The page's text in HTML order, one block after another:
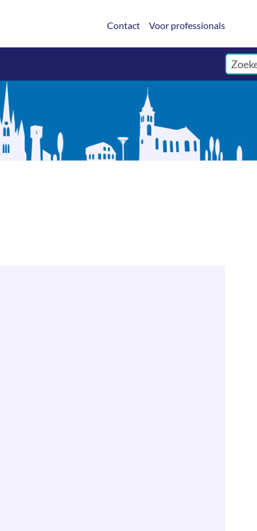
Contact Voor professionals